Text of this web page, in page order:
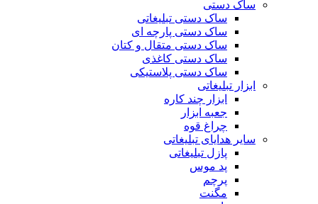
ساک دستی
ساک دستی تبلیغاتی
ساک دستی پارچه ای
ساک دستی متقال و کتان
ساک دستی کاغذی
ساک دستی پلاستیکی
ابزار تبلیغاتی
ابزار چند کاره
جعبه ابزار
چراغ قوه
سایر هدایای تبلیغاتی
پازل تبلیغاتی
پد موس
پرچم
مگنت